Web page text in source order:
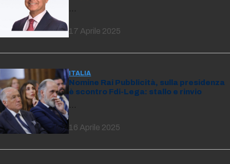
17 Aprile 2025
ITALIA
Nomine Rai Pubblicità, sulla presidenza
è scontro Fdi-Lega: stallo e rinvio
16 Aprile 2025